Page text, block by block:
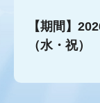
【期間】
（水・祝）